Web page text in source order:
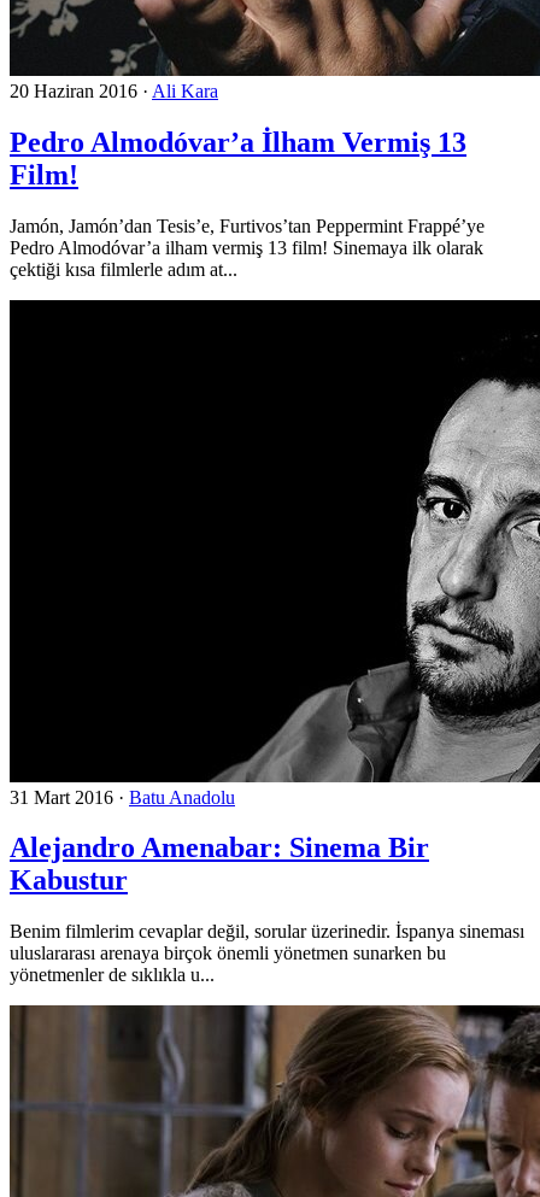
20 Haziran 2016 · Ali Kara
Pedro Almodóvar’a İlham Vermiş 13
Film!
Jamón, Jamón’dan Tesis’e, Furtivos’tan Peppermint Frappé’ye
Pedro Almodóvar’a ilham vermiş 13 film! Sinemaya ilk olarak
çektiği kısa filmlerle adım at...
31 Mart 2016 · Batu Anadolu
Alejandro Amenabar: Sinema Bir
Kabustur
Benim filmlerim cevaplar değil, sorular üzerinedir. İspanya sineması
uluslararası arenaya birçok önemli yönetmen sunarken bu
yönetmenler de sıklıkla u...